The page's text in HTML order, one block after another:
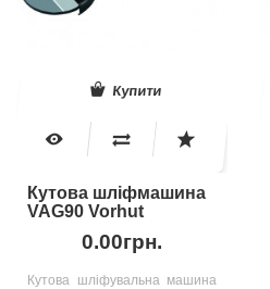
Купити
Кутова шліфмашина
VAG90 Vorhut
0.00грн.
Кутова шліфувальна машина